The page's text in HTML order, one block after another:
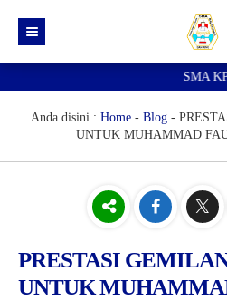
Berita
SNBP
SMA KP
Anda disini : Home- Blog-
UNTUK MUHAMMAD
PRESTASI
UNTUK